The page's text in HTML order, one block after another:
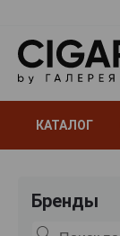
КАТАЛОГ
Бренды